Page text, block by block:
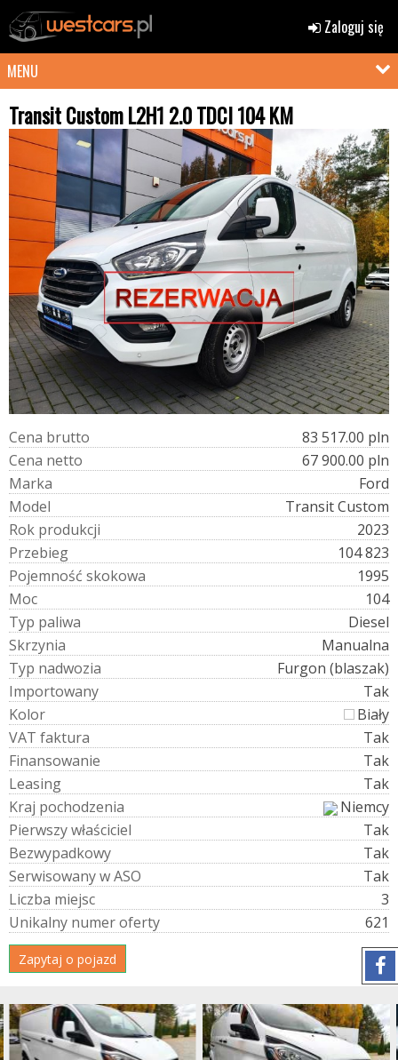
Zaloguj się
MENU
Transit Custom L2H1 2.0 TDCI 104 KM
Cena brutto
83 517.00 pln
Cena netto
67 900.00 pln
Marka
Ford
Model
Transit Custom
Rok produkcji
2023
Przebieg
104 823
Pojemność skokowa
1995
Moc
104
Typ paliwa
Diesel
Skrzynia
Manualna
Typ nadwozia
Furgon (blaszak)
Importowany
Tak
Kolor
Biały
VAT faktura
Tak
Finansowanie
Tak
Leasing
Tak
Kraj pochodzenia
Niemcy
Pierwszywłaściciel
Tak
Bezwypadkowy
Tak
SerwisowanywASO
Tak
Liczba miejsc
3
Unikalny numeroferty 621
Zapytaj o pojazd